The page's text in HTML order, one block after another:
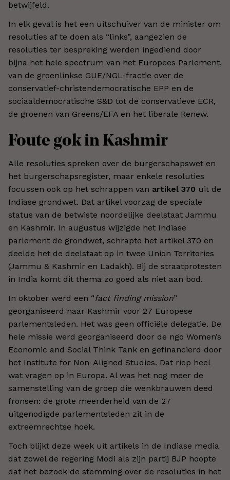
betwijfeld.
In elk geval is het een uitschuiver van de minister om
resoluties af te doen als “links”, aangezien de
resoluties ter bespreking werden ingediend door
bijna het hele spectrum van het Europees Parlement,
van de groenlinkse GUE/NGL-fractie over de
conservatief-christendemocratische EPP en de
sociaaldemocratische S&D tot de conservatieve ECR,
de groenen van Greens/EFA en het liberale Renew.
Foute gok in Kashmir
Alle resoluties spreken over de burgerschapswet en
het burgerschapsregister, maar enkele resoluties
focussen ook op het schrappen van artikel 370 uit de
Indiase grondwet. Dat artikel voorzag de speciale
status van de betwiste noordelijke deelstaat Jammu
en Kashmir. In augustus wijzigde het Indiase
parlement de grondwet, schrapte het artikel 370 en
deelde het de deelstaat op in twee Union Territories
(Jammu & Kashmir en Ladakh). Bij de straatprotesten
in India komt dit thema zo goed als niet aan bod.
In oktober werd een “fact finding mission”
georganiseerd naar Kashmir voor 27 Europese
parlementsleden. Het was geen officiële delegatie. De
hele missie werd georganiseerd door de ngo Women’s
Economic and Social Think Tank en gefinancierd door
het Institute for Non-Aligned Studies. Dat riep heel
wat vragen op in Europa. Al was het nog meer de
samenstelling van de groep die wenkbrauwen deed
fronsen: de grote meerderheid van de 27
uitgenodigde parlementsleden zit in de
extreemrechtse hoek.
Toch blijkt deze week uit artikels in de Indiase media
dat zowel de regering Modi als zijn partij BJP hoopte
dat het bezoek de stemming over de resoluties in het